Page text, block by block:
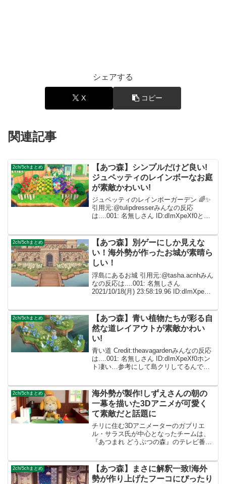
シェアする
X コピー
関連記事
2ch/5chまとめ
【あつ森】シンプルだけど良い!
ジュペッティのレインボーなお庭
が素敵かわいい!
ジュペッティのレインボーガーデン 🌈✨
引用元:@tulipdresserみんなの反応
は....001: 名無しさん ID:dImXpeXf0とて
2ch/5chまとめ
【あつ森】別ゲーにしか見えな
い！海外勢が作ったお城が素晴ら
しい！
浮島にあるお城 引用元:@tasha.acnhみん
なの反応は....001: 名無しさん
2021/10/18(月) 23:58:19.96 ID:dImXpeXf0
2ch/5chまとめ
【あつ森】青い植物たちが彩る自
然な道レイアウトが素敵かわい
い!
青い道 Credit:theavagardenみんなの反応
は....001: 名無しさん ID:dImXpeXf0ホン
ト凄い…参考にして島クリしてるんです
2ch/5chまとめ
海外勢が製作!しずえさんの朝の
一幕を描いた3Dアニメが可愛く
て素敵だと話題に
チリに住む3Dアニメーターのガブリエ
ル・サラス氏が中心となったチームは、
『あつまれ どうぶつの森』のテレビ番組
が、朝の放送を行うまでの一幕を描く可
愛らしい動画だ。 この...
2ch/5chまとめ
【あつ森】まさに解釈一致!海外
勢が作り上げたフーコにぴったり